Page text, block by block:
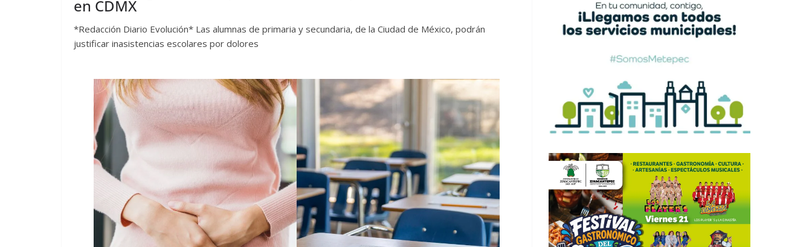
en CDMX
*Redacción Diario Evolución* Las alumnas de primaria y secundaria, de la Ciudad de México, podrán
justificar inasistencias escolares por dolores